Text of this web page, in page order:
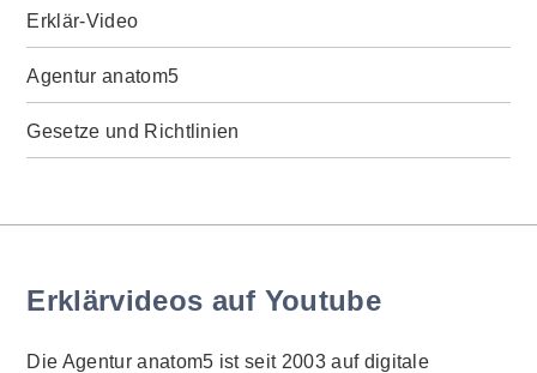
Erklär-Video
Agentur anatom5
Gesetze und Richtlinien
Erklärvideos auf Youtube
Die Agentur anatom5 ist seit 2003 auf digitale